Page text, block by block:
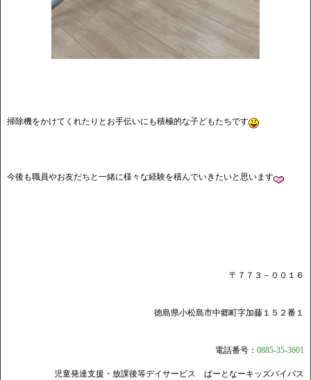
掃除機をかけてくれたりとお手伝いにも積極的な子どもたちです
今後も職員やお友だちと一緒に様々な経験を積んでいきたいと思います
〒７７３－００１６
徳島県小松島市中郷町字加藤１５２番１
電話番号： 0885-35-3601
児童発達支援・放課後等デイサービス ぱーとなーキッズバイパス